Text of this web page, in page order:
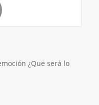
¿Que será lo